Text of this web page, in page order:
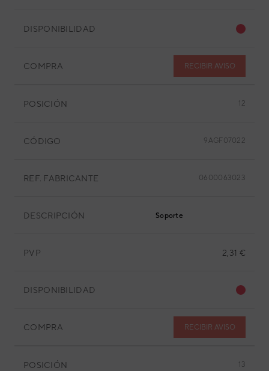
DISPONIBILIDAD
COMPRA RECIBIR AVISO
POSICIÓN 12
CÓDIGO 9AGF07022
REF. FABRICANTE 0600063023
DESCRIPCIÓN Soporte
PVP 2,31 €
DISPONIBILIDAD
COMPRA RECIBIR AVISO
POSICIÓN 13